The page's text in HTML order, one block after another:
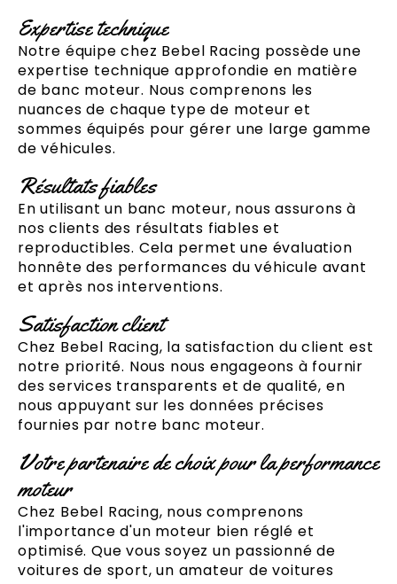
Expertise technique
Notre équipe chez Bebel Racing possède une
expertise technique approfondie en matière
de banc moteur. Nous comprenons les
nuances de chaque type de moteur et
sommes équipés pour gérer une large gamme
de véhicules.
Résultats fiables
En utilisant un banc moteur, nous assurons à
nos clients des résultats fiables et
reproductibles. Cela permet une évaluation
honnête des performances du véhicule avant
et après nos interventions.
Satisfaction client
Chez Bebel Racing, la satisfaction du client est
notre priorité. Nous nous engageons à fournir
des services transparents et de qualité, en
nous appuyant sur les données précises
fournies par notre banc moteur.
Votre partenaire de choix pour la performance
moteur
Chez Bebel Racing, nous comprenons
l'importance d'un moteur bien réglé et
optimisé. Que vous soyez un passionné de
voitures de sport, un amateur de voitures